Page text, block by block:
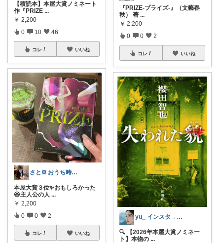
【積読本】本屋大賞ノミネート
作『PRIZE ...
￥ 2,200
0 10 46
コレ いいね
さとꕤ おうち時間*𖠿
本屋大賞３位✨️おもしろかった
😆主人公の人 ...
￥ 2,200
0 0 2
コレ いいね
『PRIZE-プライズ-』（文藝春
秋） 著 ...
￥ 2,200
0 0 2
コレ いいね
yu_ インスタ→@yuuwn2022
🔍 【2026年本屋大賞ノミネー
ト】本物の ...